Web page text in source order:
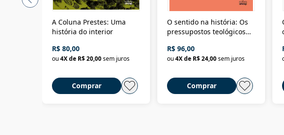
A Coluna Prestes: Uma
história do interior
R$ 80,00
ou4X de R$ 20,00sem juros
Comprar
O sentido na história: Os
pressupostos teológicos
R$ 96,00
ou4X de R$ 24,00sem juros
Comprar